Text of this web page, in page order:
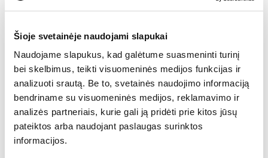
Šioje svetainėje naudojami slapukai
Naudojame slapukus, kad galėtume suasmeninti turinį
bei skelbimus, teikti visuomeninės medijos funkcijas ir
analizuoti srautą. Be to, svetainės naudojimo informaciją
bendriname su visuomeninės medijos, reklamavimo ir
analizės partneriais, kurie gali ją pridėti prie kitos jūsų
pateiktos arba naudojant paslaugas surinktos
informacijos.
indeksas (mėn./mėn.)
12:00 | Euro zonos
vartotojų kainų
indeksas (metinis
pokytis)
1,9% 2,0% 2,2%
17:00 | JAV balandžio
mėn. laisvų darbo
vietų skaičius
7,11 mln.